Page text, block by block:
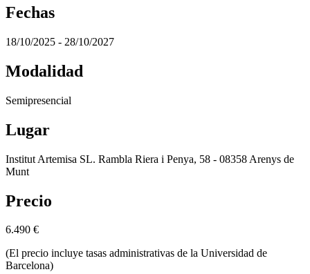
Fechas
18/10/2025 - 28/10/2027
Modalidad
Semipresencial
Lugar
Institut Artemisa SL. Rambla Riera i Penya, 58 - 08358 Arenys de
Munt
Precio
6.490 €
(El precio incluye tasas administrativas de la Universidad de
Barcelona)